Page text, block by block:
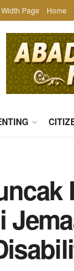
Page Home